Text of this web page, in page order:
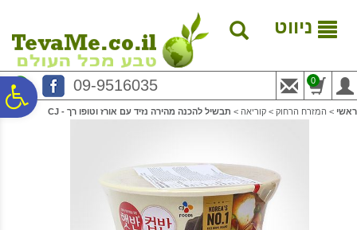
נגישות
המרכזי
ניווט
09-9516035 0
ראשי > המזרח הרחוק > קוריאה > תבשיל להכנה מהירה נזיד עם אורז וטופו רך - CJ